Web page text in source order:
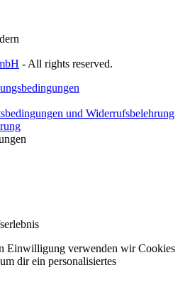
- All rights reserved.
und Widerrufsbelehrung
Einwilligung verwenden wir Cookies
dir ein personalisiertes